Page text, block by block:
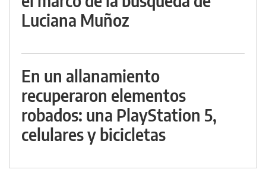
Luciana Muñoz
En un allanamiento
recuperaron elementos
robados: una PlayStation 5,
celulares y bicicletas